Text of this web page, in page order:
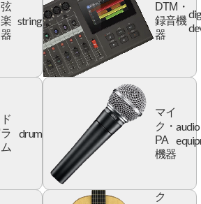
弦
楽
器
string
DTM・
録音機
器
ド
ラ
ム
drum
マイ
ク・
PA
機器
audio
ク